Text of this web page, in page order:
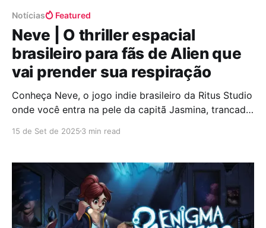
Notícias Featured
Neve | O thriller espacial
brasileiro para fãs de Alien que
vai prender sua respiração
Conheça Neve, o jogo indie brasileiro da Ritus Studio
onde você entra na pele da capitã Jasmina, trancada
consertar a nave Argo depois de um pouso forçado
cada passo é uma incógnita e cada
15 de Set de 2025 3 min read